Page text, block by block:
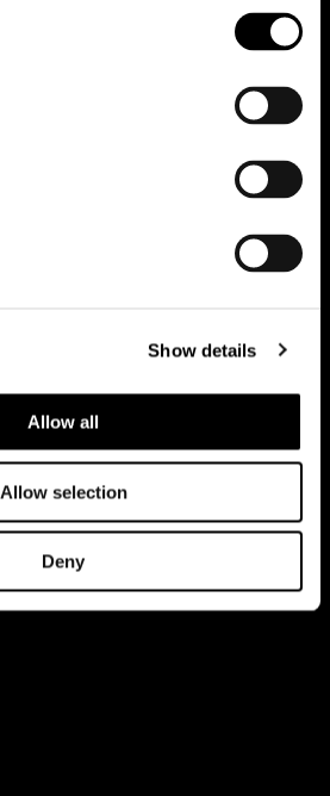
Show details
Allow all
Allow selection
Deny